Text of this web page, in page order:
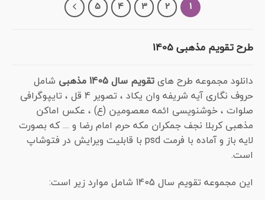
1
2
3
4
5
طرح تقویم مذهبی 1405
دانلود مجموعه طرح های تقویم سال 1405 مذهبی
شامل
حروف نگاری آیه شریفه وان یکاد ، تصویر 4 قل ، تایپوگرافی
صلوات ، خوشنویسی ائمه معصومین (ع) ، عکس اماکن
مذهبی کربلا نجف جمکران مکه حرم امام رضا و … که بصورت
لایه باز و آماده با فرمت psd با قابلیت ویرایش در فتوشاپ
است.
این مجموعه تقویم سال 1405 شامل موارد زیر است: